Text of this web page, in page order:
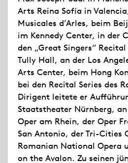
Arts Reina Sofía in
Musicales d’Arles, beim
im Kennedy Center, in der
den „Great Singers“
Tully Hall, an der Los
Arts Center, beim Hong
bei den Recital Series des
Dirigent leitete er
Staatstheater Nürnberg,
Oper am Rhein, der Oper
San Antonio, der Tri-Cities
Romanian National Opera
on the Avalon. Zu seinen